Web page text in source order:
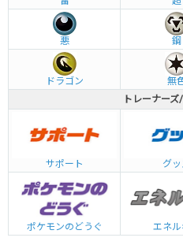
悪 鋼
ドラゴン 無
トレーナー
サポート グ
ポケモンのどうぐ エネル